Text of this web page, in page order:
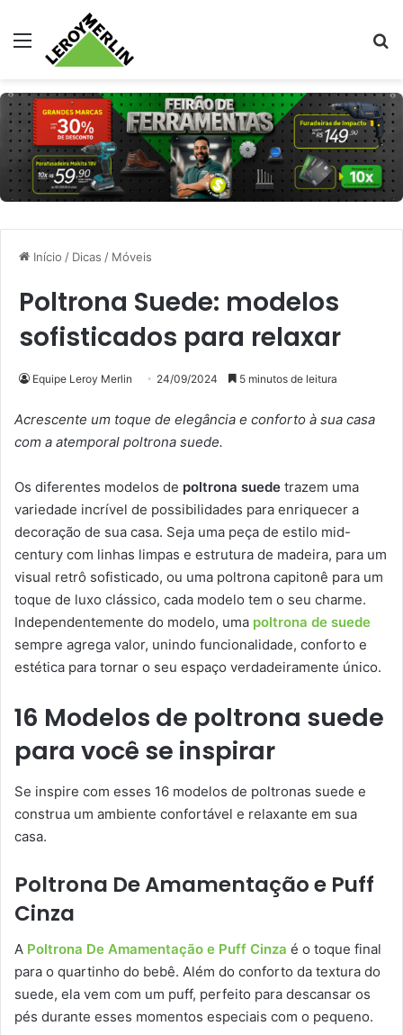
Menu
Início / Dicas / Móveis
Poltrona Suede: modelos
sofisticados para relaxar
Equipe Leroy Merlin 24/09/2024 5 minutos de leitura
Acrescente um toque de elegância e conforto à sua casa
com a atemporal poltrona suede.
Os diferentes modelos de poltrona suede trazem uma
variedade incrível de possibilidades para enriquecer a
decoração de sua casa. Seja uma peça de estilo mid-
century com linhas limpas e estrutura de madeira, para um
visual retrô sofisticado, ou uma poltrona capitonê para um
toque de luxo clássico, cada modelo tem o seu charme.
Independentemente do modelo, uma poltrona de suede
sempre agrega valor, unindo funcionalidade, conforto e
estética para tornar o seu espaço verdadeiramente único.
16 Modelos de poltrona suede
para você se inspirar
Se inspire com esses 16 modelos de poltronas suede e
construa um ambiente confortável e relaxante em sua
casa.
Poltrona De Amamentação e Puff
Cinza
A Poltrona De Amamentação e Puff Cinza é o toque final
para o quartinho do bebê. Além do conforto da textura do
suede, ela vem com um puff, perfeito para descansar os
pés durante esses momentos especiais com o pequeno.